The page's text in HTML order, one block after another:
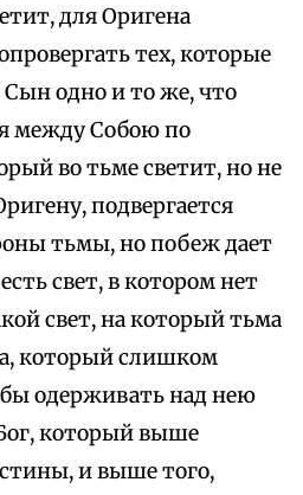
для Оригена
тех, которые
одно и то же, что
между Собою по
во тьме светит, но не
подвергается
тьмы, но побеж дает
свет, в котором нет
свет, на который тьма
который слишком
одерживать над нею
который выше
и выше того,